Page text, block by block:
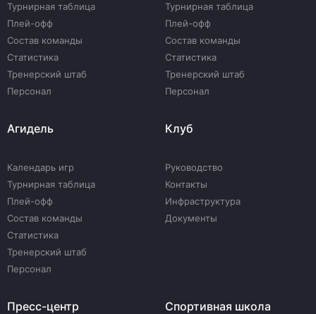
Турнирная таблица
Плей-офф
Состав команды
Статистика
Тренерский штаб
Персонал
Турнирная таблица
Плей-офф
Состав команды
Статистика
Тренерский штаб
Персонал
Агидель
Календарь игр
Турнирная таблица
Плей-офф
Состав команды
Статистика
Тренерский штаб
Персонал
Клуб
Руководство
Контакты
Инфраструктура
Документы
Пресс-центр Спортивная школа